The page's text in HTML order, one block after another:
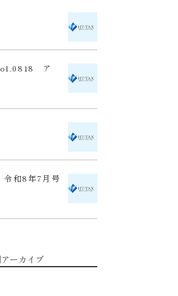
ア
令和8年7月号
ーカイブ